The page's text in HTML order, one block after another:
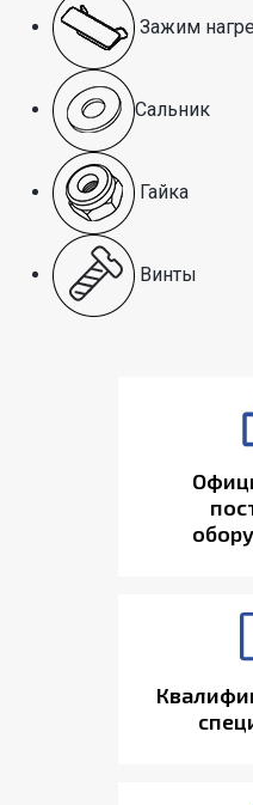
Зажим
Сальник
Гайка
Винты